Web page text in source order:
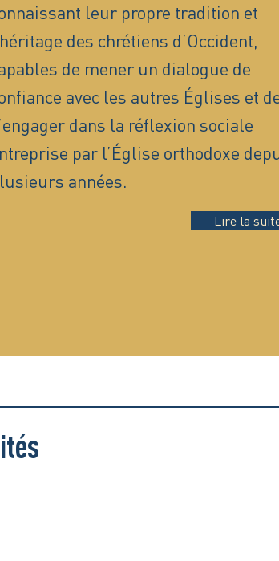
leur propre tradition et
des chrétiens d’Occident,
de mener un dialogue de
avec les autres Églises et
dans la réflexion sociale
par l’Église orthodoxe
années.
Lire la